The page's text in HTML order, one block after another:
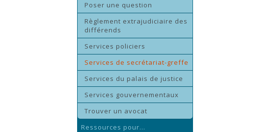
Poser une question
Règlement extrajudiciaire des
différends
Services policiers
Services de secrétariat-greffe
Services du palais de justice
Services gouvernementaux
Trouver un avocat
Ressources pour...